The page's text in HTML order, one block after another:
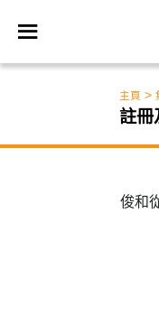
主頁 >
註冊
俊和